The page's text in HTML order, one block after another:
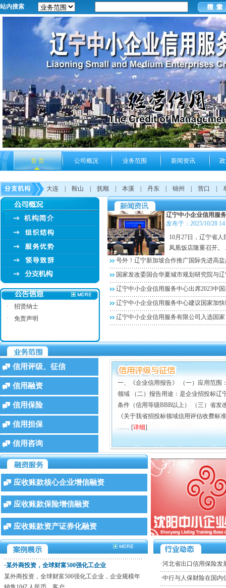
站内搜索
首 页 公司概况 业务范围 新闻资讯
大连 鞍山 抚顺 本溪 丹东 锦州 营口
·
招贤纳士
·
免责声明
辽宁中小企业信用服
发布于：2025/10/28
10月27日，辽宁省
凤凰饭店隆重召开。
号外！辽宁新加坡合作推广国际先进高
国家发改委国合华夏城市规划研究院与
辽宁中小企业信用服务中心出席2023中
辽宁中小企业信用服务中心建议国家加
辽宁中小企业信用服务有限公司入选国
信用评级、征信
信用融资
信用保险
信用担保
信用咨询
一、《企业信用报告》 （一）应用范围
领域 （二）报告用途：是企业招投标辽
条件（信用等级BBB以上） （三）省发
《关于我省招投标领域信用评估收费标
…… [详细]
应收账款核心企业增信融资
应收账款保险增信融资
应收账款资产证券化融资
·食品行业，某生产豆制品的民营企业
食品行业，生产豆制品的民营企业，销售规模为
4000万人民币。客户群为食
·某国内生产电子配件和半成品的企业
某国内生产电子配件和半成品的企业，公司规模三
·某外商投资，全球财富500强化工企业
某外商投资，全球财富500强化工企业，企业规模年
销售10亿人民币。客户
·电子行业，高科技专利技术拥有者的民营企业
销售规模5亿人民币。客户群
·电子行业，某电子消费品的外资企业
某电子行业，电子消费品（液晶电视）的外资企
·食品行业，某生产豆制品的民营企业
食品行业，生产豆制品的民营企业，销售规模为
·河北省出口信用保险发
·中行与人保财险在国内